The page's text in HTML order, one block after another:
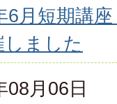
6月短期講
しました
08月06日